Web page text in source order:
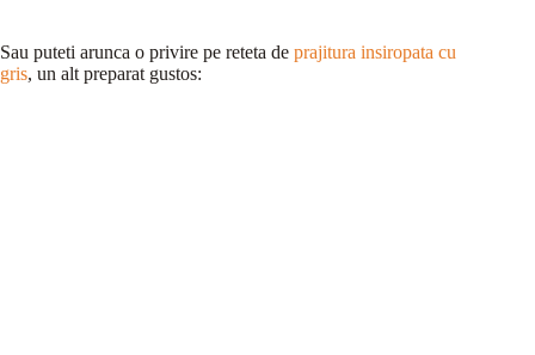
Sau puteti arunca o privire pe reteta de prajitura insiropata cu
gris, un alt preparat gustos: